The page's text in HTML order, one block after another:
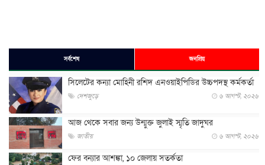
সর্বশেষ জনপ্রিয়
সিলেটের কন্যা মোহিনী রশিদ এনওয়াইপিডির উচ্চপদস্থ কর্মকর্তা
দেশজুড়ে ৬ আগস্ট, ২০২৬
আজ থেকে সবার জন্য উন্মুক্ত জুলাই স্মৃতি জাদুঘর
জাতীয় ৬ আগস্ট, ২০২৬
ফের বন্যার আশঙ্কা, ১০ জেলায় সতর্কতা